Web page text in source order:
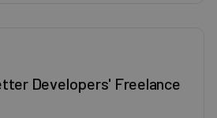
Developers' Freelance